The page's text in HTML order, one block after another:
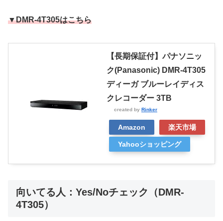
▼DMR-4T305はこちら
【長期保証付】パナソニッ
ク(Panasonic) DMR-4T305
ディーガ ブルーレイディス
クレコーダー 3TB
created by Rinker
Amazon 楽天市場
Yahooショッピング
向いてる人：Yes/Noチェック（DMR-
4T305）